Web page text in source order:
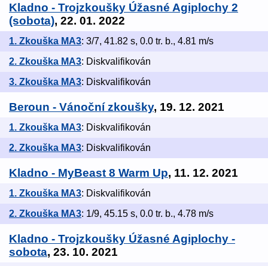
Kladno - Trojzkoušky Úžasné Agiplochy 2
(sobota), 22. 01. 2022
1. Zkouška MA3: 3/7, 41.82 s, 0.0 tr. b., 4.81 m/s
2. Zkouška MA3: Diskvalifikován
3. Zkouška MA3: Diskvalifikován
Beroun - Vánoční zkoušky, 19. 12. 2021
1. Zkouška MA3: Diskvalifikován
2. Zkouška MA3: Diskvalifikován
Kladno - MyBeast 8 Warm Up, 11. 12. 2021
1. Zkouška MA3: Diskvalifikován
2. Zkouška MA3: 1/9, 45.15 s, 0.0 tr. b., 4.78 m/s
Kladno - Trojzkoušky Úžasné Agiplochy -
sobota, 23. 10. 2021